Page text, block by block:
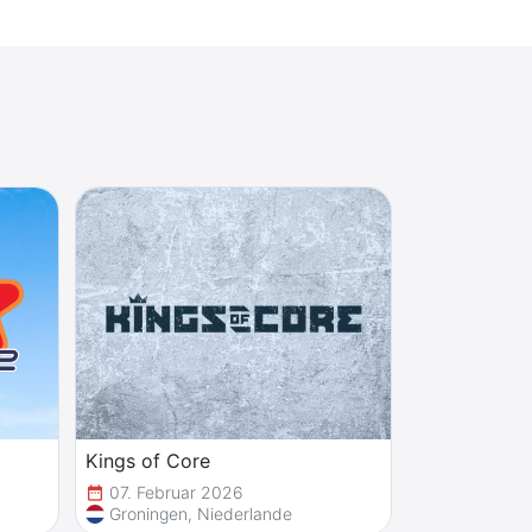
Kings of Core
date_range 07. Februar 2026
Groningen, Niederlande